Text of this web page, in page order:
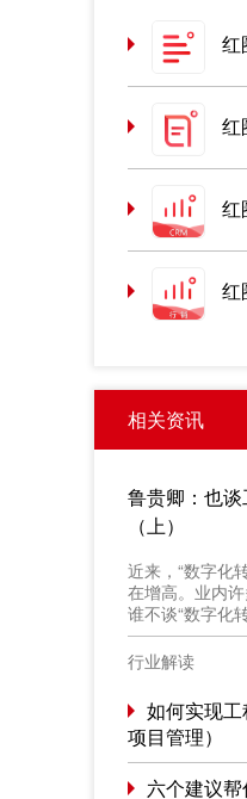
红
红
红
红
相关资讯
鲁贵卿：也
（上）
近来，“数字化
在增高。业内
谁不谈“数字化
于在相同语境
以“数字化转型
行。
行业解读
如何实现
项目管理）
六个建议